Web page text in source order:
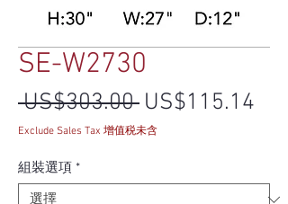
SE-W2730
US$303.00 一般價格
US$115.14
Exclude Sales Tax 增值税未含
組裝選項 *